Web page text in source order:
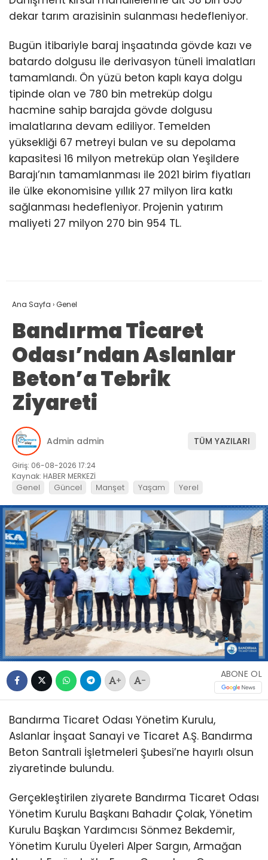
dekar tarım arazisinin sulanması hedefleniyor.
Bugün itibariyle baraj inşaatında gövde kazı ve
batardo dolgusu ile derivasyon tüneli imalatları
tamamlandı. Ön yüzü beton kaplı kaya dolgu
tipinde olan ve 780 bin metreküp dolgu
hacmine sahip barajda gövde dolgusu
imalatlarına devam ediliyor. Temelden
yüksekliği 67 metreyi bulan ve su depolama
kapasitesi 16 milyon metreküp olan Yeşildere
Barajı’nın tamamlanması ile 2021 birim fiyatları
ile ülke ekonomisine yıllık 27 milyon lira katkı
sağlanması hedefleniyor. Projenin yatırım
maliyeti 27 milyon 270 bin 954 TL.
Ana Sayfa ›Genel
Bandırma Ticaret
Odası’ndan Aslanlar
Beton’a Tebrik
Ziyareti
Admin admin TÜM YAZILARI
Giriş: 06-08-2026 17:24
Kaynak: HABER MERKEZİ
Genel Güncel Manşet Yaşam Yerel
+ -
ABONE OL
Bandırma Ticaret Odası Yönetim Kurulu,
Aslanlar İnşaat Sanayi ve Ticaret A.Ş. Bandırma
Beton Santrali İşletmeleri Şubesi’ne hayırlı olsun
ziyaretinde bulundu.
Gerçekleştirilen ziyarete Bandırma Ticaret Odası
Yönetim Kurulu Başkanı Bahadır Çolak, Yönetim
Kurulu Başkan Yardımcısı Sönmez Bekdemir,
Yönetim Kurulu Üyeleri Alper Sargın, Armağan